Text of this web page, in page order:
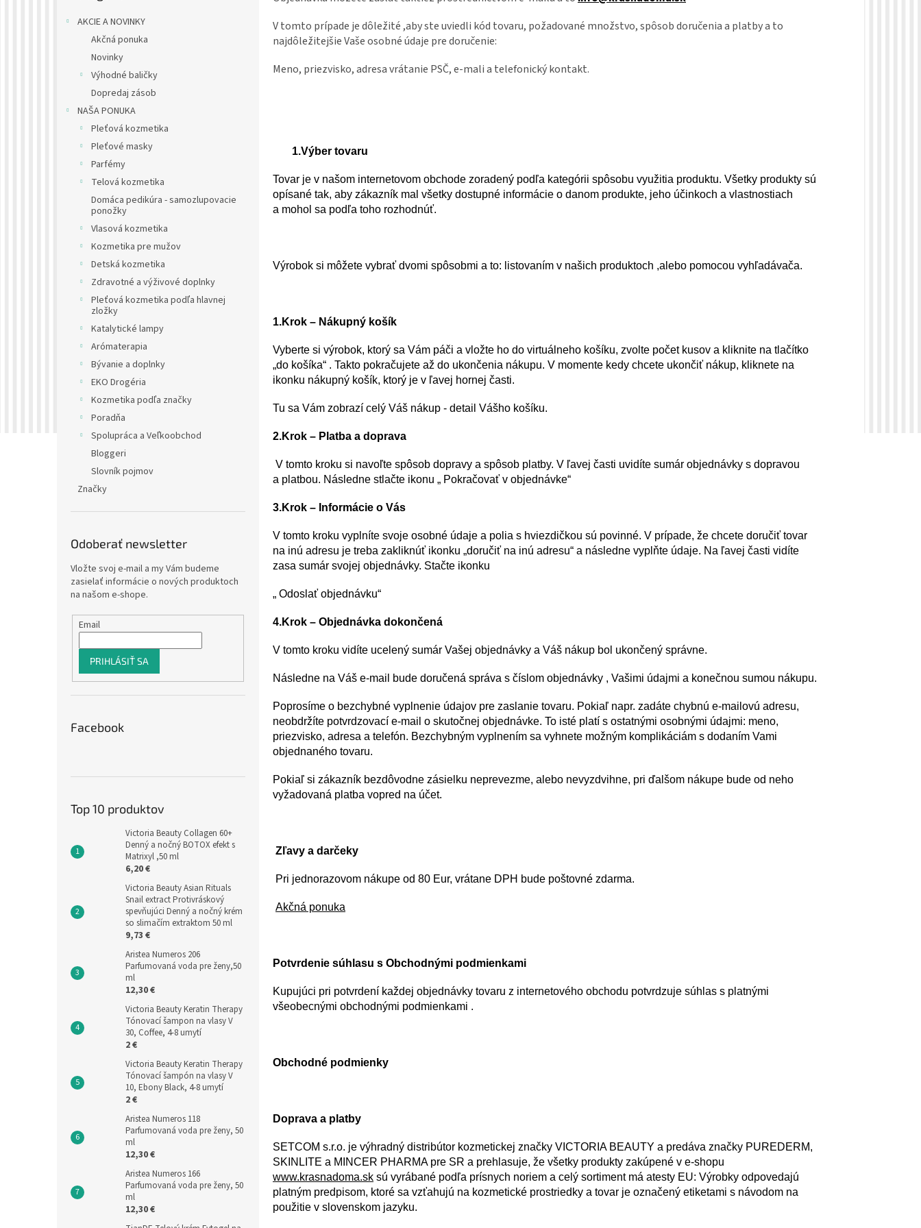
AKCIE A NOVINKY
Akčná ponuka
Novinky
Výhodné baličky
Dopredaj zásob
NAŠA PONUKA
Pleťová kozmetika
Pleťové masky
Parfémy
Telová kozmetika
Domáca pedikúra - samozlupovacie
ponožky
Vlasová kozmetika
Kozmetika pre mužov
Detská kozmetika
Zdravotné a výživové doplnky
Pleťová kozmetika podľa hlavnej
zložky
Katalytické lampy
Arómaterapia
Bývanie a doplnky
EKO Drogéria
Kozmetika podľa značky
Poradňa
Spolupráca a Veľkoobchod
Bloggeri
Slovník pojmov
Značky
Odoberať newsletter
Vložte svoj e-mail a my Vám budeme
zasielať informácie o nových produktoch
na našom e-shope.
Email
PRIHLÁSIŤ SA
Facebook
Top 10 produktov
Victoria Beauty Collagen 60+
Denný a nočný BOTOX efekt s
Matrixyl ,50 ml
6,20 €
Victoria Beauty Asian Rituals
Snail extract Protivráskový
spevňujúci Denný a nočný krém
so slimačím extraktom 50 ml
9,73 €
Aristea Numeros 206
Parfumovaná voda pre ženy,50
ml
12,30 €
Victoria Beauty Keratin Therapy
Tónovací šampon na vlasy V
30, Coffee, 4-8 umytí
2 €
Victoria Beauty Keratin Therapy
Tónovací šampón na vlasy V
10, Ebony Black, 4-8 umytí
2 €
Aristea Numeros 118
Parfumovaná voda pre ženy, 50
ml
12,30 €
Aristea Numeros 166
Parfumovaná voda pre ženy, 50
ml
12,30 €
V tomto prípade je dôležité ,aby ste uviedli kód tovaru, požadované množstvo, spôsob doručenia a platby a to
najdôležitejšie Vaše osobné údaje pre doručenie:
Meno, priezvisko, adresa vrátanie PSČ, e-mali a telefonický kontakt.
1.Výber tovaru
Tovar je v našom internetovom obchode zoradený podľa kategórii spôsobu využitia produktu. Všetky produkty sú
opísané tak, aby zákazník mal všetky dostupné informácie o danom produkte, jeho účinkoch a vlastnostiach
a mohol sa podľa toho rozhodnúť.
Výrobok si môžete vybrať dvomi spôsobmi a to: listovaním v našich produktoch ,alebo pomocou vyhľadávača.
1.Krok – Nákupný košík
Vyberte si výrobok, ktorý sa Vám páči a vložte ho do virtuálneho košíku, zvolte počet kusov a kliknite na tlačítko
„do košíka“ . Takto pokračujete až do ukončenia nákupu. V momente kedy chcete ukončiť nákup, kliknete na
ikonku nákupný košík, ktorý je v ľavej hornej časti.
Tu sa Vám zobrazí celý Váš nákup - detail Vášho košíku.
2.Krok – Platba a doprava
V tomto kroku si navoľte spôsob dopravy a spôsob platby. V ľavej časti uvidíte sumár objednávky s dopravou
a platbou. Následne stlačte ikonu „ Pokračovať v objednávke“
3.Krok – Informácie o Vás
V tomto kroku vyplníte svoje osobné údaje a polia s hviezdičkou sú povinné. V prípade, že chcete doručiť tovar
na inú adresu je treba zakliknúť ikonku „doručiť na inú adresu“ a následne vyplňte údaje. Na ľavej časti vidíte
zasa sumár svojej objednávky. Stačte ikonku
„ Odoslať objednávku“
4.Krok – Objednávka dokončená
V tomto kroku vidíte ucelený sumár Vašej objednávky a Váš nákup bol ukončený správne.
Následne na Váš e-mail bude doručená správa s číslom objednávky , Vašimi údajmi a konečnou sumou nákupu.
Poprosíme o bezchybné vyplnenie údajov pre zaslanie tovaru. Pokiaľ napr. zadáte chybnú e-mailovú adresu,
neobdržíte potvrdzovací e-mail o skutočnej objednávke. To isté platí s ostatnými osobnými údajmi: meno,
priezvisko, adresa a telefón. Bezchybným vyplnením sa vyhnete možným komplikáciám s dodaním Vami
objednaného tovaru.
Pokiaľ si zákazník bezdôvodne zásielku neprevezme, alebo nevyzdvihne, pri ďalšom nákupe bude od neho
vyžadovaná platba vopred na účet.
Zľavy a darčeky
Pri jednorazovom nákupe od 80 Eur, vrátane DPH bude poštovné zdarma.
Akčná ponuka
Potvrdenie súhlasu s Obchodnými podmienkami
Kupujúci pri potvrdení každej objednávky tovaru z internetového obchodu potvrdzuje súhlas s platnými
všeobecnými obchodnými podmienkami .
Obchodné podmienky
Doprava a platby
SETCOM s.r.o. je výhradný distribútor kozmetickej značky VICTORIA BEAUTY a predáva značky PUREDERM,
SKINLITE a MINCER PHARMA pre SR a prehlasuje, že všetky produkty zakúpené v e-shopu
www.krasnadoma.sk sú vyrábané podľa prísnych noriem a celý sortiment má atesty EU: Výrobky odpovedajú
platným predpisom, ktoré sa vzťahujú na kozmetické prostriedky a tovar je označený etiketami s návodom na
použitie v slovenskom jazyku.